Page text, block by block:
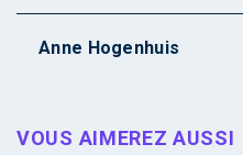
Anne Hogenhuis
VOUS AIMEREZ AUSSI